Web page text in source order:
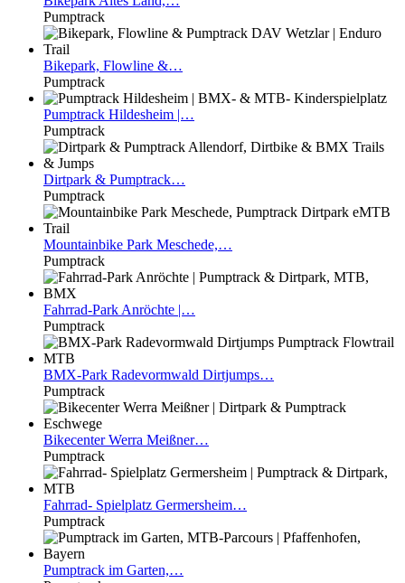
Pumptrack
Bikepark, Flowline &…
Pumptrack
Pumptrack Hildesheim |…
Pumptrack
Dirtpark & Pumptrack…
Pumptrack
Mountainbike Park Meschede,…
Pumptrack
Fahrrad-Park Anröchte |…
Pumptrack
BMX-Park Radevormwald Dirtjumps…
Pumptrack
BikecenterWerra Meißner…
Pumptrack
Fahrrad- Spielplatz Germersheim…
Pumptrack
Pumptrack im Garten,…